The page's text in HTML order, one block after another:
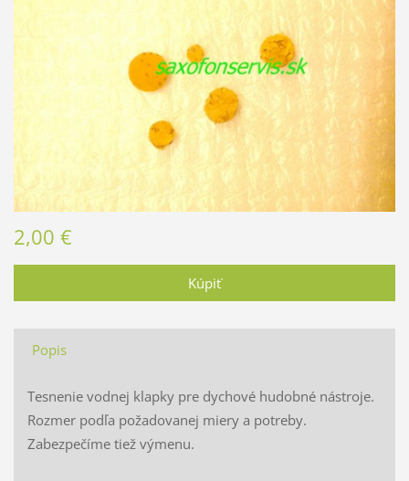
2,00 €
Popis
Tesnenie vodnej klapky pre dychové hudobné nástroje.
Rozmer podľa požadovanej miery a potreby.
Zabezpečíme tiež výmenu.